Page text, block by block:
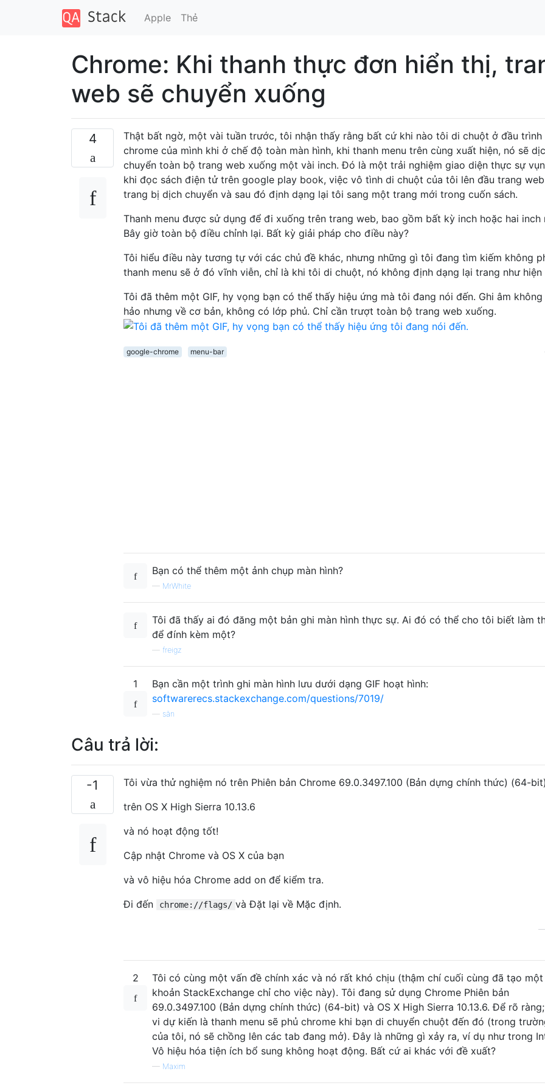
Apple Thẻ
Chrome: Khi thanh thực đơn hiển thị,
web sẽ chuyển xuống
4
Thật bất ngờ, một vài tuần trước, tôi nhận thấy rằng bất cứ khi nào tôi di chuột ở đầu trình
chrome của mình khi ở chế độ toàn màn hình, khi thanh menu trên cùng xuất hiện, nó sẽ
chuyển toàn bộ trang web xuống một vài inch. Đó là một trải nghiệm giao diện thực sự
khi đọc sách điện tử trên google play book, việc vô tình di chuột của tôi lên đầu trang
trang bị dịch chuyển và sau đó định dạng lại tôi sang một trang mới trong cuốn sách.
Thanh menu được sử dụng để đi xuống trên trang web, bao gồm bất kỳ inch hoặc hai inch
Bây giờ toàn bộ điều chỉnh lại. Bất kỳ giải pháp cho điều này?
Tôi hiểu điều này tương tự với các chủ đề khác, nhưng những gì tôi đang tìm kiếm không
thanh menu sẽ ở đó vĩnh viễn, chỉ là khi tôi di chuột, nó không định dạng lại trang như hiện
Tôi đã thêm một GIF, hy vọng bạn có thể thấy hiệu ứng mà tôi đang nói đến. Ghi âm không
hảo nhưng về cơ bản, không có lớp phủ. Chỉ cần trượt toàn bộ trang web xuống.
google-chrome menu-bar
Bạn có thể thêm một ảnh chụp màn hình?
— MrWhite
Tôi đã thấy ai đó đăng một bản ghi màn hình thực sự. Ai đó có thể cho tôi biết làm
để đính kèm một?
freigz
1
Bạn cần một trình ghi màn hình lưu dưới dạng GIF hoạt hình:
softwarerecs.stackexchange.com/questions/7019/
săn
Câu trả lời:
-1
Tôi vừa thử nghiệm nó trên Phiên bản Chrome 69.0.3497.100 (Bản dựng chính thức) (64-bit)
trên OS X High Sierra 10.13.6
và nó hoạt động tốt!
Cập nhật Chrome và OS X của bạn
và vô hiệu hóa Chrome add on để kiểm tra.
Đi đến
chrome://flags/ và Đặt lại về Mặc định.
2
Tôi có cùng một vấn đề chính xác và nó rất khó chịu (thậm chí cuối cùng đã tạo
khoản StackExchange chỉ cho việc này). Tôi đang sử dụng Chrome Phiên bản
69.0.3497.100 (Bản dựng chính thức) (64-bit) và OS X High Sierra 10.13.6. Để rõ
vi dự kiến ​​là thanh menu sẽ phủ chrome khi bạn di chuyển chuột đến đó (trong
của tôi, nó sẽ chồng lên các tab đang mở). Đây là những gì xảy ra, ví dụ như trong
Vô hiệu hóa tiện ích bổ sung không hoạt động. Bất cứ ai khác với đề xuất?
— Maxim